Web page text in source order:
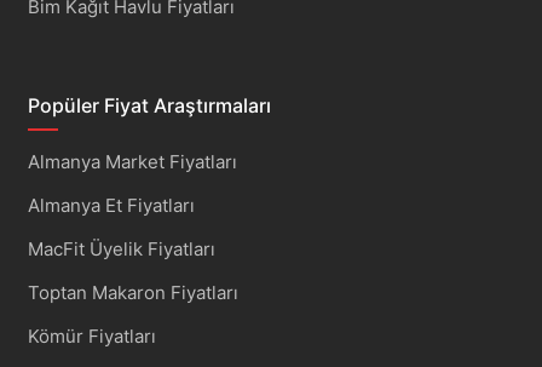
Bim Kağıt Havlu Fiyatları
Popüler Fiyat Araştırmaları
Almanya Market Fiyatları
Almanya Et Fiyatları
MacFit Üyelik Fiyatları
Toptan Makaron Fiyatları
Kömür Fiyatları